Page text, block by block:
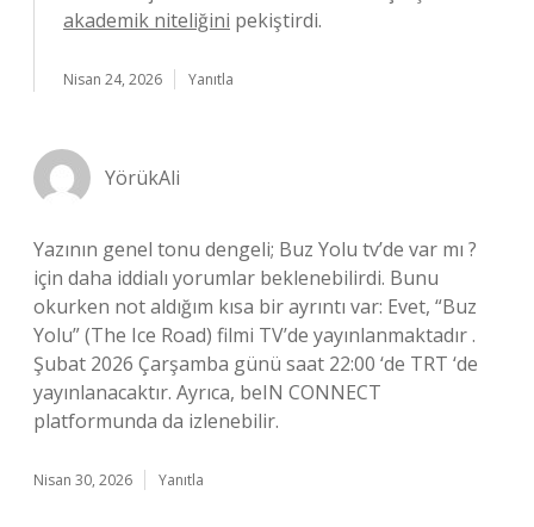
akademik niteliğini pekiştirdi.
Nisan 24, 2026 Yanıtla
YörükAli
Yazının genel tonu dengeli; Buz Yolu tv’de var mı ?
için daha iddialı yorumlar beklenebilirdi. Bunu
okurken not aldığım kısa bir ayrıntı var: Evet, “Buz
Yolu” (The Ice Road) filmi TV’de yayınlanmaktadır .
Şubat 2026 Çarşamba günü saat 22:00 ‘de TRT ‘de
yayınlanacaktır. Ayrıca, beIN CONNECT
platformunda da izlenebilir.
Nisan 30, 2026 Yanıtla